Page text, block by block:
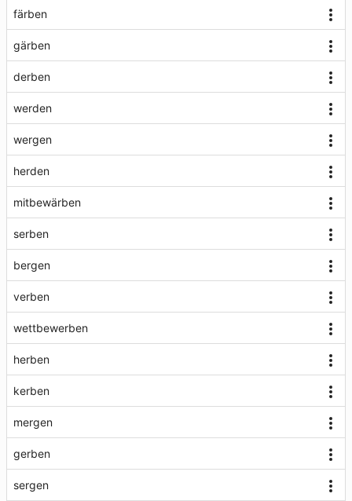
färben
gärben
derben
werden
wergen
herden
mitbewärben
serben
bergen
verben
wettbewerben
herben
kerben
mergen
gerben
sergen